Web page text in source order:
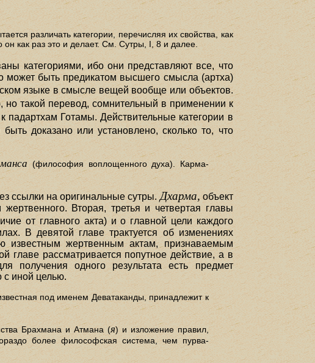
различать категории, перечисляя их свойства, как
он как раз это и делает. См. Сутры, I, 8 и далее.
категориями, ибо они представляют все, что
может быть предикатом высшего смысла (артха)
языке в смысле вещей вообще или объектов.
такой перевод, сомнительный в применении к
Готамы. Действительные категории в
доказано или установлено, сколько то, что
(философия воплощенного духа). Карма-
ссылки на оригинальные сутры. Дхарма, объект
Вторая, третья и четвертая главы
от главного акта) и о главной цели каждого
В девятой главе трактуется об изменениях
известным жертвенным актам, признаваемым
главе рассматривается попутное действие, а в
получения одного результата есть предмет
с иной целью.
под именем Деватаканды, принадлежит к
Брахмана и Атмана (я) и изложение правил,
более философская система, чем пурва-